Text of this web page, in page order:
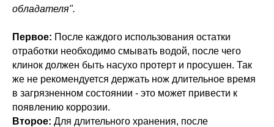
обладателя".
Первое: После каждого использования остатки
отработки необходимо смывать водой, после чего
клинок должен быть насухо протерт и просушен. Так
же не рекомендуется держать нож длительное время
в загрязненном состоянии - это может привести к
появлению коррозии.
Второе: Для длительного хранения, после